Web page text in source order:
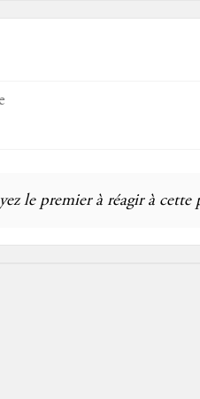
le premier à réagir à